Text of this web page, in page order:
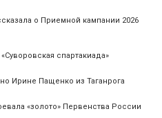
о Приемной кампании 2026
спартакиада»
Ирине Пащенко из Таганрога
«золото» Первенства России